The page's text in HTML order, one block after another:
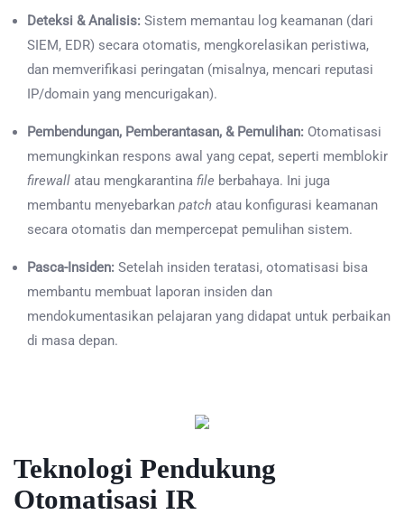
Deteksi & Analisis: Sistem memantau log keamanan (dari
SIEM, EDR) secara otomatis, mengkorelasikan peristiwa,
dan memverifikasi peringatan (misalnya, mencari reputasi
IP/domain yang mencurigakan).
Pembendungan, Pemberantasan, & Pemulihan: Otomatisasi
memungkinkan respons awal yang cepat, seperti memblokir
firewall atau mengkarantina file berbahaya. Ini juga
membantu menyebarkan patch atau konfigurasi keamanan
secara otomatis dan mempercepat pemulihan sistem.
Pasca-Insiden: Setelah insiden teratasi, otomatisasi bisa
membantu membuat laporan insiden dan
mendokumentasikan pelajaran yang didapat untuk perbaikan
di masa depan.
Teknologi Pendukung
Otomatisasi IR